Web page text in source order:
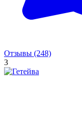
Отзывы (248)
3